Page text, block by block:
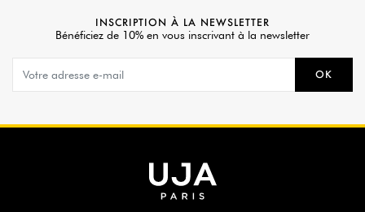
INSCRIPTION À LA NEWSLETTER
Bénéficiez de 10% en vous inscrivant à la newsletter
OK